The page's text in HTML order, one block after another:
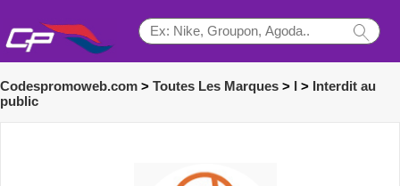
Codespromoweb.com > Toutes Les Marques > I > Interdit au
public